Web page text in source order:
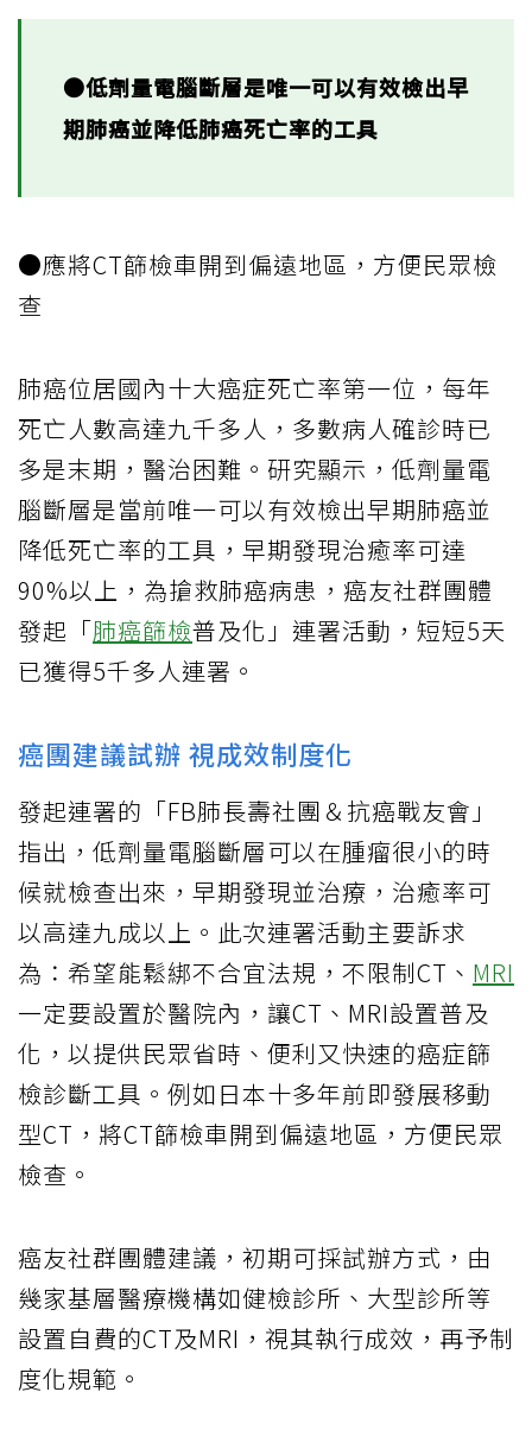
●低劑量電腦斷層是唯一可以有效檢出早
期肺癌並降低肺癌死亡率的工具
●應將CT篩檢車開到偏遠地區，方便民眾檢
查
肺癌位居國內十大癌症死亡率第一位，每年
死亡人數高達九千多人，多數病人確診時已
多是末期，醫治困難。研究顯示，低劑量電
腦斷層是當前唯一可以有效檢出早期肺癌並
降低死亡率的工具，早期發現治癒率可達
90%以上，為搶救肺癌病患，癌友社群團體
發起「肺癌篩檢普及化」連署活動，短短5天
已獲得5千多人連署。
癌團建議試辦 視成效制度化
發起連署的「FB肺長壽社團＆抗癌戰友會」
指出，低劑量電腦斷層可以在腫瘤很小的時
候就檢查出來，早期發現並治療，治癒率可
以高達九成以上。此次連署活動主要訴求
為：希望能鬆綁不合宜法規，不限制CT、 MRI
一定要設置於醫院內，讓CT、MRI設置普及
化，以提供民眾省時、便利又快速的癌症篩
檢診斷工具。例如日本十多年前即發展移動
型CT，將CT篩檢車開到偏遠地區，方便民眾
檢查。
癌友社群團體建議，初期可採試辦方式，由
幾家基層醫療機構如健檢診所、大型診所等
設置自費的CT及MRI，視其執行成效，再予制
度化規範。